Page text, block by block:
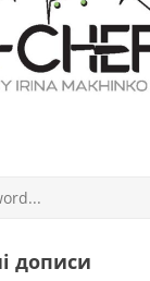
дописи